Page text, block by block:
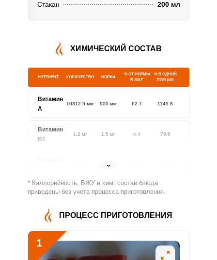
Стакан
200 мл
ХИМИЧЕСКИЙ СОСТАВ
НУТРИЕНТ КОЛИЧЕСТВО НОРМА
% ОТ НОРМЫ
В 100 Г
% В ОДНОЙ
ПОРЦИИ
Витамин
A
10312.5 мкг 900 мкг 62.7 1145.8
Витамин
В1
1.2 мг 1.5 мг 4.4 79.6
1.8 мг
Витамин
93.2 мг 500 мг 1 18.6
Витамин
В5
Витамин
4 мг 2 мг 200.3
* Каллорийность, БЖУ и хим. состав блюда
приведены без учета процесса приготовления.
ПРОЦЕСС ПРИГОТОВЛЕНИЯ
1